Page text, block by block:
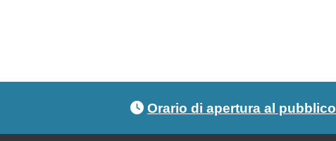
Orario di apertura al pubblico